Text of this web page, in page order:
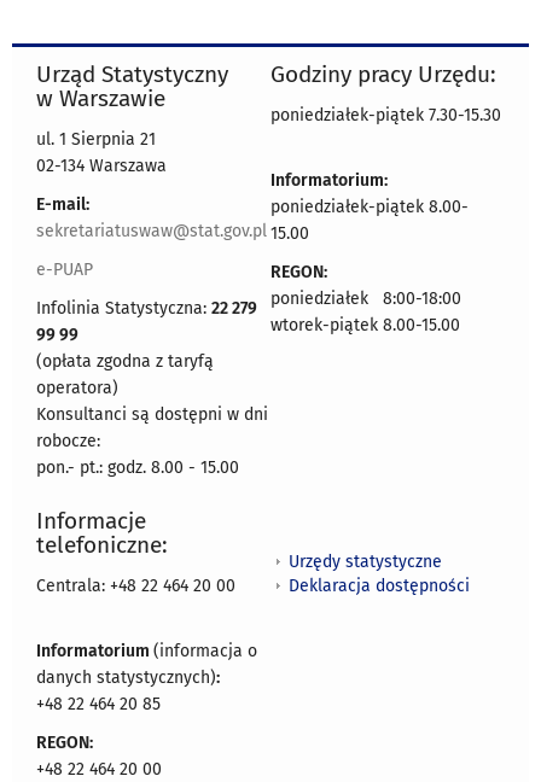
Urząd Statystyczny
w Warszawie
ul. 1 Sierpnia 21
02-134 Warszawa
E-mail:
sekretariatuswaw@stat.gov.pl
e-PUAP
Infolinia Statystyczna: 22 279
99 99
(opłata zgodna z taryfą
operatora)
Konsultanci są dostępni w dni
robocze:
pon.- pt.: godz. 8.00 - 15.00
Godziny pracy Urzędu:
poniedziałek-piątek 7.30-15.30
Informatorium:
poniedziałek-piątek 8.00-
15.00
REGON:
poniedziałek 8:00-18:00
wtorek-piątek 8.00-15.00
Informacje
telefoniczne:
Centrala: +48 22 464 20 00
Informatorium (informacja o
danych statystycznych):
+48 22 464 20 85
REGON:
+48 22 464 20 00
Urzędy statystyczne
Deklaracja dostępności